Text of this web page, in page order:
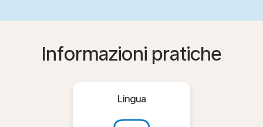
Informazioni pratiche
Lingua